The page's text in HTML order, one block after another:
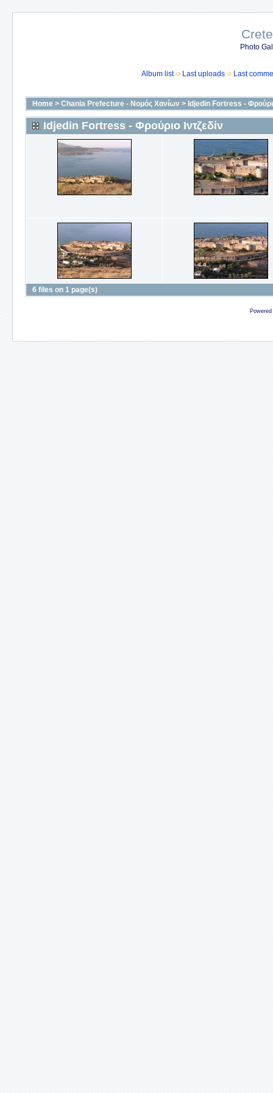
Photo
Album list Last uploads Last
Home > Chania Prefecture - Νομός Χανίων > Idjedin Fortress -
Idjedin Fortress - Φρούριο Ιντζεδίν
6 files on 1 page(s)